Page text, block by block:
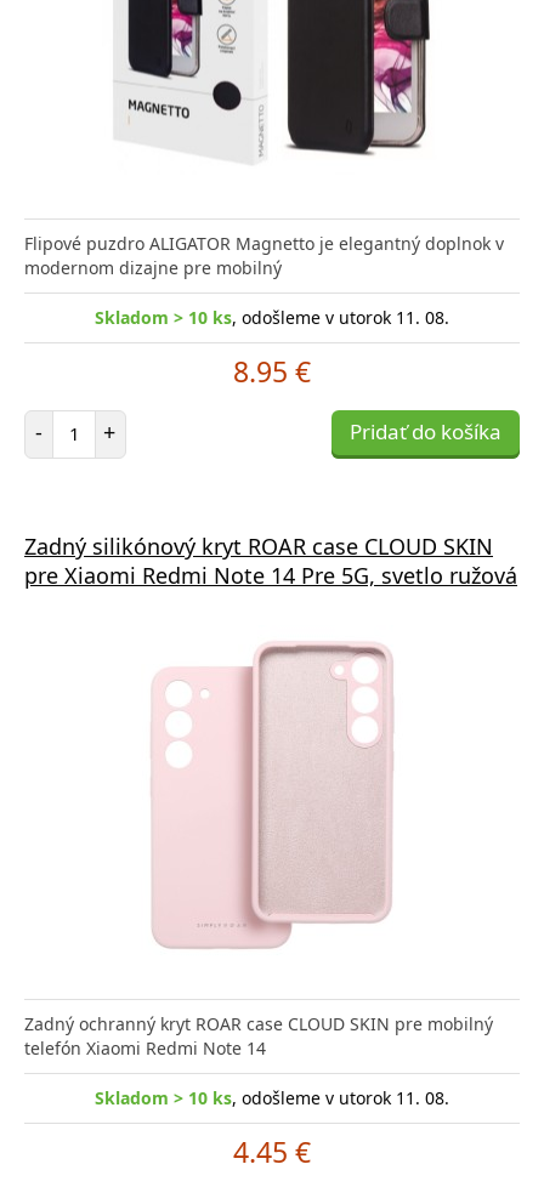
Flipové puzdro ALIGATOR Magnetto je elegantný doplnok v
modernom dizajne pre mobilný
Skladom > 10 ks, odošleme v utorok 11. 08.
8.95 €
- Počet položiek
+ Pridať do košíka
Zadný silikónový kryt ROAR case CLOUD SKIN
pre Xiaomi Redmi Note 14 Pre 5G, svetlo ružová
Zadný ochranný kryt ROAR case CLOUD SKIN pre mobilný
telefón Xiaomi Redmi Note 14
Skladom > 10 ks, odošleme v utorok 11. 08.
4.45 €